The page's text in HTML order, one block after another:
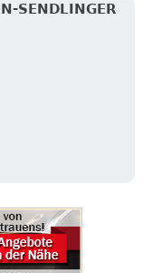
SENDLINGER